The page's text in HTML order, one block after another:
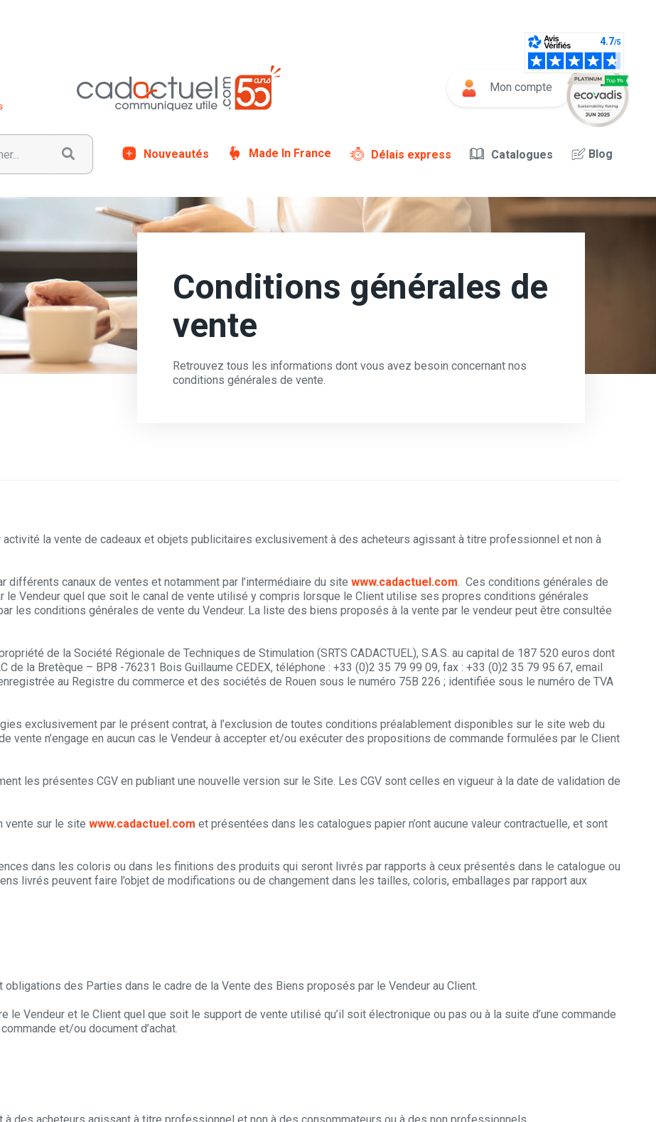
Mon compte
Nouveautés Made In France Délais express Catalogues Blog
Conditions générales de
vente
Retrouvez tous les informations dont vous avez besoin concernant nos
conditions générales de vente.
activité la vente de cadeaux et objets publicitaires exclusivement à des acheteurs agissant à titre professionnel et non à
canaux de ventes et notamment par l’intermédiaire du site www.cadactuel.com . Ces conditions générales de
Vendeur quel que soit le canal de vente utilisé y compris lorsque le Client utilise ses propres conditions générales
les conditions générales de vente du Vendeur. La liste des biens proposés à la vente par le vendeur peut être consultée
de la Société Régionale de Techniques de Stimulation (SRTS CADACTUEL), S.A.S. au capital de 187 520 euros dont
la Bretèque – BP8 -76231 Bois Guillaume CEDEX, téléphone : +33 (0)2 35 79 99 09, fax : +33 (0)2 35 79 95 67, email
au Registre du commerce et des sociétés de Rouen sous le numéro 75B 226 ; identifiée sous le numéro de TVA
exclusivement par le présent contrat, à l’exclusion de toutes conditions préalablement disponibles sur le site web du
vente n’engage en aucun cas le Vendeur à accepter et/ou exécuter des propositions de commande formulées par le Client
les présentes CGV en publiant une nouvelle version sur le Site. Les CGV sont celles en vigueur à la date de validation de
vente sur le site www.cadactuel.com et présentées dans les catalogues papier n’ont aucune valeur contractuelle, et sont
dans les coloris ou dans les finitions des produits qui seront livrés par rapports à ceux présentés dans le catalogue ou
livrés peuvent faire l’objet de modifications ou de changement dans les tailles, coloris, emballages par rapport aux
des Parties dans le cadre de la Vente des Biens proposés par le Vendeur au Client.
le Vendeur et le Client quel que soit le support de vente utilisé qu’il soit électronique ou pas ou à la suite d’une commande
et/ou document d’achat.